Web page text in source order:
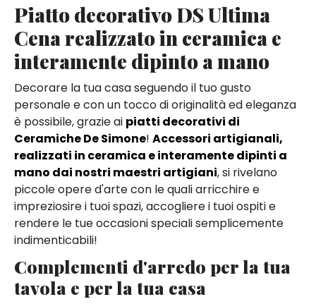
Piatto decorativo DS Ultima
Cena realizzato in ceramica e
interamente dipinto a mano
Decorare la tua casa seguendo il tuo gusto
personale e con un tocco di originalità ed eleganza
è possibile, grazie ai piatti decorativi di
Ceramiche De Simone! Accessori artigianali,
realizzati in ceramica e interamente dipinti a
mano dai nostri maestri artigiani, si rivelano
piccole opere d'arte con le quali arricchire e
impreziosire i tuoi spazi, accogliere i tuoi ospiti e
rendere le tue occasioni speciali semplicemente
indimenticabili!
Complementi d'arredo per la tua
tavola e per la tua casa